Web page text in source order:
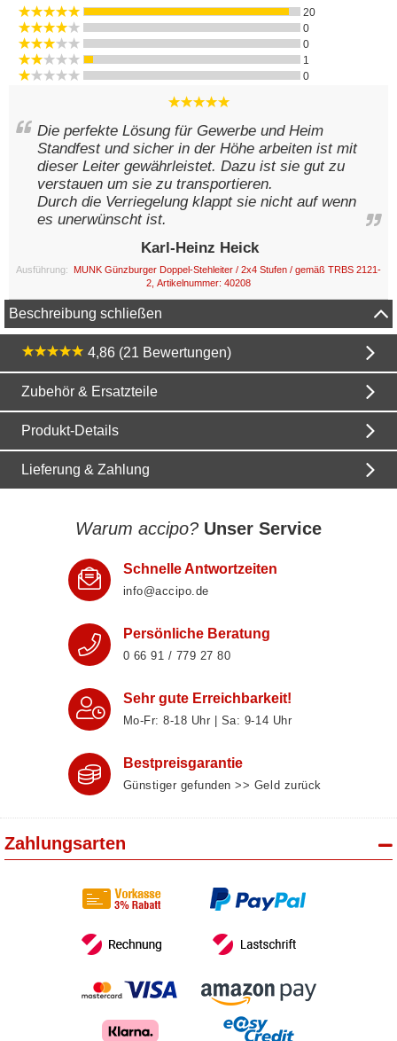
20
0
0
1
0
Die perfekte Lösung für Gewerbe und Heim
Standfest und sicher in der Höhe arbeiten ist mit
dieser Leiter gewährleistet. Dazu ist sie gut zu
verstauen um sie zu transportieren.
Durch die Verriegelung klappt sie nicht auf wenn
es unerwünscht ist.
Karl-Heinz Heick
Ausführung: MUNK Günzburger Doppel-Stehleiter / 2x4 Stufen / gemäß TRBS 2121-
2, Artikelnummer: 40208
Beschreibung schließen
4,86 (21 Bewertungen)
Zubehör & Ersatzteile
Produkt-Details
Lieferung & Zahlung
Warum accipo? Unser Service
Schnelle Antwortzeiten
info@accipo.de
Persönliche Beratung
0 66 91 / 779 27 80
Sehr gute Erreichbarkeit!
Mo-Fr: 8‑18 Uhr | Sa: 9‑14 Uhr
Bestpreisgarantie
Günstiger gefunden >> Geld zurück
Zahlungsarten